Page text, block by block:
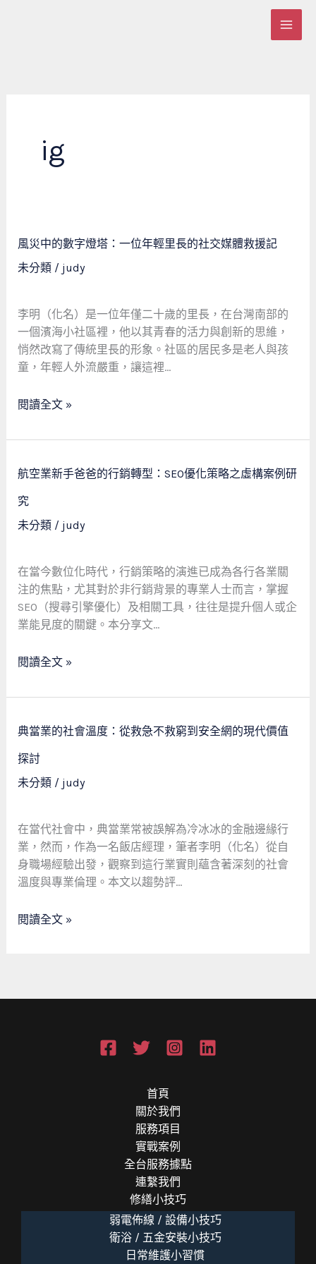
ig
風災中的數字燈塔：一位年輕里長的社交媒體救援記
未分類/ judy
李明（化名）是一位年僅二十歲的里長，在台灣南部的
一個濱海小社區裡，他以其青春的活力與創新的思維，
悄然改寫了傳統里長的形象。社區的居民多是老人與孩
童，年輕人外流嚴重，讓這裡…
風
災
中
數
字
燈
塔：
一
年
長
的
社
交
媒
救
援
記
閱讀全文 »
航空業新手爸爸的行銷轉型：SEO優化策略之虛構案例研
究
未分類/ judy
在當今數位化時代，行銷策略的演進已成為各行各業關
注的焦點，尤其對於非行銷背景的專業人士而言，掌握
SEO（搜尋引擎優化）及相關工具，往往是提升個人或企
業能見度的關鍵。本分享文…
航
空
業
新
爸
的
行
銷
型：
優
策
之
虛
例
研
究
閱讀全文 »
典當業的社會溫度：從救急不救窮到安全網的現代價值
探討
未分類/ judy
在當代社會中，典當業常被誤解為冷冰冰的金融邊緣行
業，然而，作為一名飯店經理，筆者李明（化名）從自
身職場經驗出發，觀察到這行業實則蘊含著深刻的社會
溫度與專業倫理。本文以趨勢評…
典
當
業
的
溫
度：
從
救
不
閱讀全文 »
首頁
關於我們
服務項目
實戰案例
全台服務據點
連繫我們
修繕小技巧
弱電佈線 / 設備小技巧
衛浴 / 五金安裝小技巧
日常維護小習慣